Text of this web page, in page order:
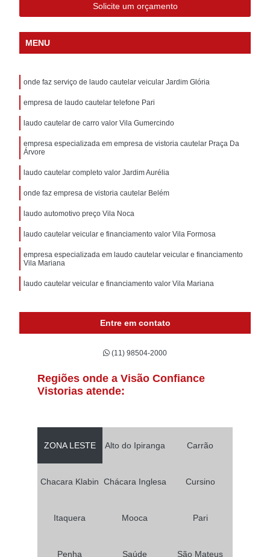
Solicite um orçamento
MENU
onde faz serviço de laudo cautelar veicular Jardim Glória
empresa de laudo cautelar telefone Pari
laudo cautelar de carro valor Vila Gumercindo
empresa especializada em empresa de vistoria cautelar Praça Da
Árvore
laudo cautelar completo valor Jardim Aurélia
onde faz empresa de vistoria cautelar Belém
laudo automotivo preço Vila Noca
laudo cautelar veicular e financiamento valor Vila Formosa
empresa especializada em laudo cautelar veicular e financiamento
Vila Mariana
laudo cautelar veicular e financiamento valor Vila Mariana
Entre em contato
(11) 98504-2000
Regiões onde a Visão Confiance
Vistorias atende:
ZONA LESTE Alto do Ipiranga Carrão
Chacara Klabin Chácara Inglesa Cursino
Itaquera Mooca Pari
Penha Saúde São Mateus